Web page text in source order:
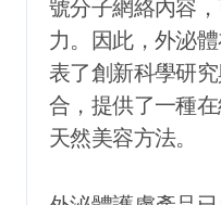
號分子網絡內容
力。因此，外泌
表了創新科學研
合，提供了一種
天然美容方法。